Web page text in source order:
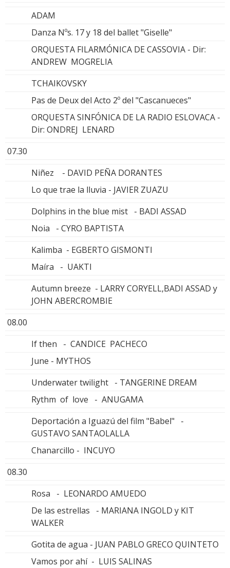
ADAM
Danza Nºs. 17 y 18 del ballet "Giselle"
ORQUESTA FILARMÓNICA DE CASSOVIA - Dir:
ANDREW MOGRELIA
TCHAIKOVSKY
Pas de Deux del Acto 2º del "Cascanueces"
ORQUESTA SINFÓNICA DE LA RADIO ESLOVACA -
Dir: ONDREJ LENARD
07.30
Niñez - DAVID PEÑA DORANTES
Lo que trae la lluvia - JAVIER ZUAZU
Dolphins in the blue mist - BADI ASSAD
Noia - CYRO BAPTISTA
Kalimba - EGBERTO GISMONTI
Maíra - UAKTI
Autumn breeze - LARRY CORYELL,BADI ASSAD y
JOHN ABERCROMBIE
08.00
If then - CANDICE PACHECO
June - MYTHOS
Underwater twilight - TANGERINE DREAM
Rythm of love - ANUGAMA
Deportación a Iguazú del film "Babel" -
GUSTAVO SANTAOLALLA
Chanarcillo - INCUYO
08.30
Rosa - LEONARDO AMUEDO
De las estrellas - MARIANA INGOLD y KIT
WALKER
Gotita de agua - JUAN PABLO GRECO QUINTETO
Vamos por ahí - LUIS SALINAS